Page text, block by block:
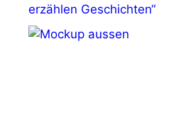
erzählen Geschichten“